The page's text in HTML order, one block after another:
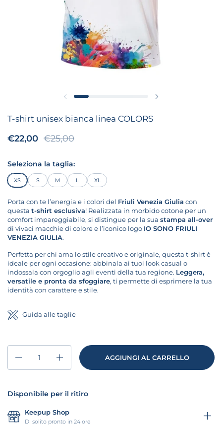
Diapositiva precedente
T-shirt unisex bianca linea COLORS
Prezzo di vendita:
€22,00 Prezzo di listino:
€25,00
Seleziona la taglia:
XS S M L XL
Porta con te l’energia e i colori del Friuli Venezia Giulia con
questa t-shirt esclusiva! Realizzata in morbido cotone per un
comfort impareggiabile, si distingue per la sua stampa all-over
di vivaci macchie di colore e l’iconico logo IO SONO FRIULI
VENEZIA GIULIA.
Perfetta per chi ama lo stile creativo e originale, questa t-shirt è
ideale per ogni occasione: abbinala ai tuoi look casual o
indossala con orgoglio agli eventi della tua regione. Leggera,
versatile e pronta da sfoggiare, ti permette di esprimere la tua
identità con carattere e stile.
Guida alle taglie
AGGIUNGI AL CARRELLO
Disponibile per il ritiro
Keepup Shop
Di solito pronto in 24 ore